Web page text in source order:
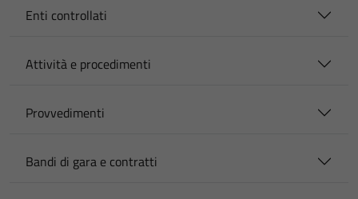
Enti controllati
Attività e procedimenti
Provvedimenti
Bandi di gara e contratti